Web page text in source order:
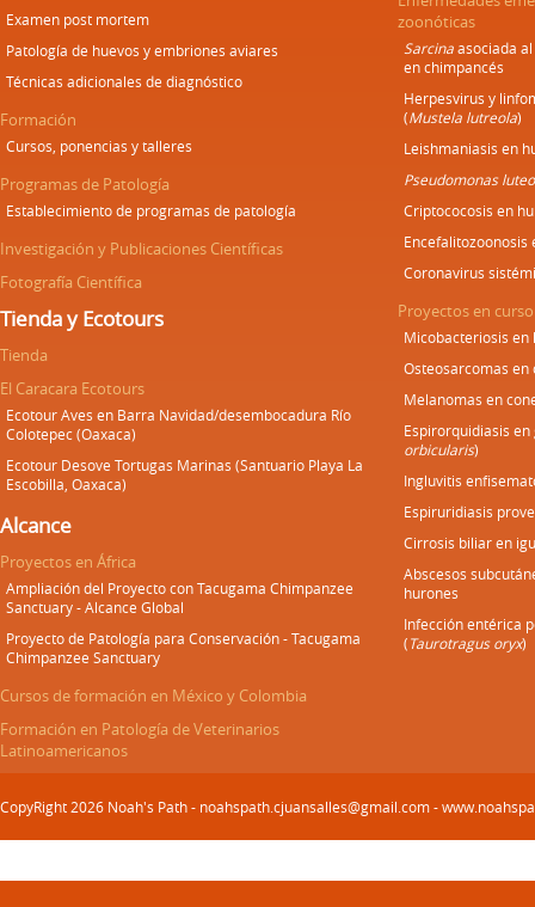
Examen post mortem
Patología de huevos y embriones aviares
Técnicas adicionales de diagnóstico
Formación
Cursos, ponencias y talleres
Programas de Patología
Establecimiento de programas de patología
Investigación y Publicaciones Científicas
Fotografía Científica
Tienda y Ecotours
Tienda
El Caracara Ecotours
Ecotour Aves en Barra Navidad/desembocadura Río
Colotepec (Oaxaca)
Ecotour Desove Tortugas Marinas (Santuario Playa La
Escobilla, Oaxaca)
Alcance
Proyectos en África
Ampliación del Proyecto con Tacugama Chimpanzee
Sanctuary - Alcance Global
Proyecto de Patología para Conservación - Tacugama
Chimpanzee Sanctuary
Cursos de formación en México y Colombia
Formación en Patología de Veterinarios
Latinoamericanos
zoonóticas
Sarcinaasociada
en chimpancés
Herpesvirus y
(Mustela lutreola)
Leishmaniasis en
Pseudomonas
Criptococosis en
Coronavirus
Proyectos en curso
Micobacteriosis en
Osteosarcomas en
Melanomas en
Espirorquidiasis
orbicularis)
Ingluvitis
Espiruridiasis
Cirrosis biliar en
Abscesos
hurones
Infección entérica
(Taurotragus oryx)
CopyRight 2026 Noah's Path - noahspath.cjuansalles@gmail.com -